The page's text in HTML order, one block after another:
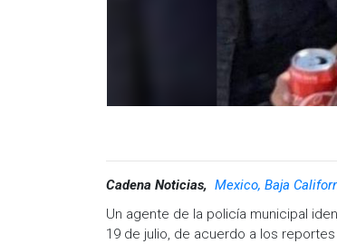
Cadena Noticias, Mexico, Baja
Un agente de la policía municipal
19 de julio, de acuerdo a los